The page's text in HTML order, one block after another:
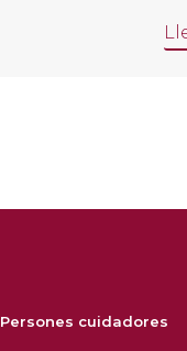
Persones cuidadores